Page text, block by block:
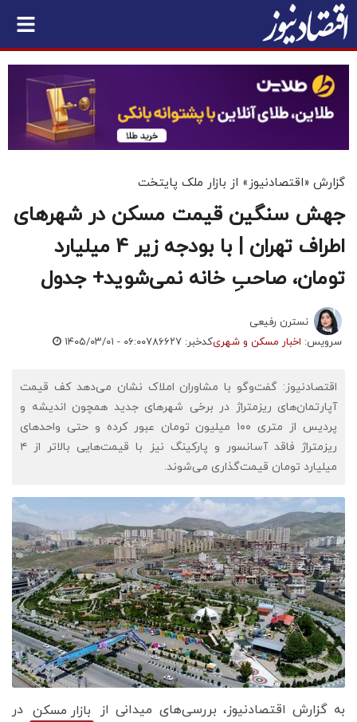
گزارش «اقتصادنیوز» از بازار ملک پایتخت
جهش سنگین قیمت مسکن در شهر‌های
اطراف تهران | با بودجه زیر 4 میلیارد
تومان، صاحبِ خانه نمی‌شوید+ جدول
نسترن رفیعی
سرویس: اخبار مسکن و شهریکدخبر: ۷۸۶۶۲۷ ۱۴۰۵/۰۳/۰۱ - ۰۶:۰۰
اقتصادنیوز: گفت‌وگو با مشاوران املاک نشان می‌دهد کف قیمت
آپارتمان‌های ریزمتراژ در برخی شهرهای جدید همچون اندیشه و
پردیس از متری ۱۰۰ میلیون تومان عبور کرده و حتی واحدهای
ریزمتراژ فاقد آسانسور و پارکینگ نیز با قیمت‌هایی بالاتر از ۴
میلیارد تومان قیمت‌گذاری می‌شوند.
به گزارش اقتصادنیوز، بررسی‌های میدانی از بازار مسکن در